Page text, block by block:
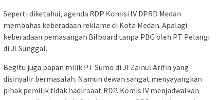
Seperti diketahui, agenda RDP Komisi IV DPRD Medan
membahas keberadaan reklame di Kota Medan. Apalagi
keberadaan pemasangan Bilboard tanpa PBG oleh PT Pelangi
di Jl Sunggal.
Begitu juga papan milik PT Sumo di Jl Zainul Arifin yang
disinyalir bermasalah. Namun dewan sangat menyayangkan
pihak pemilik tidak hadir saat RDP. Komis IV menjadwalkan